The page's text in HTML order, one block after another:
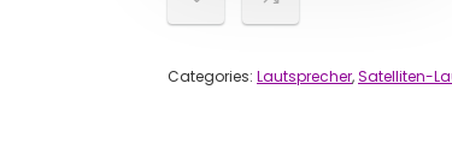
Categories: Lautsprecher,Satelliten-